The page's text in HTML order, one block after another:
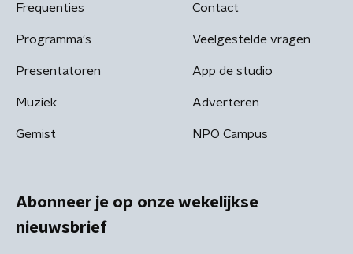
Frequenties
Programma's
Presentatoren
Muziek
Gemist
Contact
Veelgestelde vragen
App de studio
Adverteren
NPO Campus
Abonneer je op onze wekelijkse
nieuwsbrief